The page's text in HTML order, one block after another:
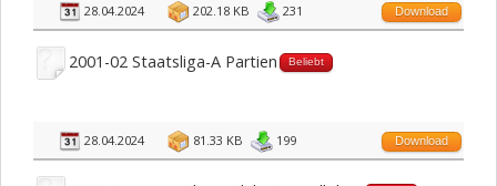
28.04.2024 202.18 KB 231 Download
2001-02 Staatsliga-A Partien Beliebt
28.04.2024 81.33 KB 199 Download